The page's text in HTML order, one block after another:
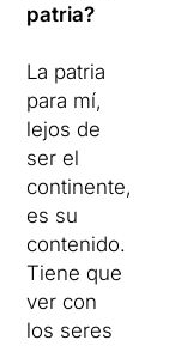
patria?
La patria
para mí,
lejos de
ser el
continente,
es su
contenido.
Tiene que
ver con
los seres